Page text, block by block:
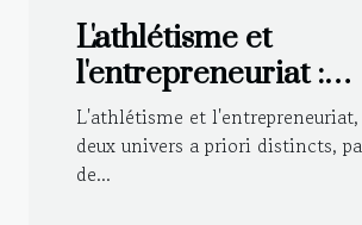
L'athlétisme et
l'entrepreneuriat :
partenaires pour
innovation réussie
L'athlétisme et l'entrepreneuriat,
deux univers a priori distincts,
de...